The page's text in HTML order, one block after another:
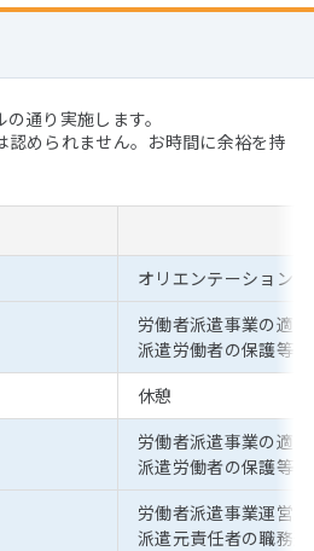
通り実施します。
認められません。お時間に余裕を持
オリエンテーション
労働者派遣事業の適
派遣労働者の保護等
休憩
労働者派遣事業の適
派遣労働者の保護等
労働者派遣事業運営
派遣元責任者の職務